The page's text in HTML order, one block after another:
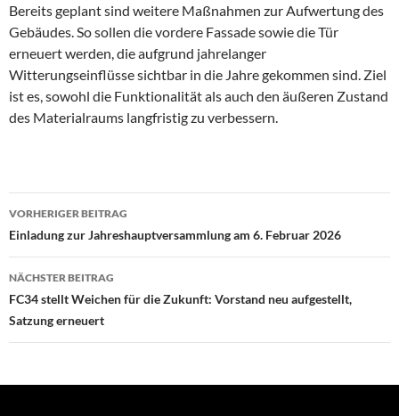
Bereits geplant sind weitere Maßnahmen zur Aufwertung des
Gebäudes. So sollen die vordere Fassade sowie die Tür
erneuert werden, die aufgrund jahrelanger
Witterungseinflüsse sichtbar in die Jahre gekommen sind. Ziel
ist es, sowohl die Funktionalität als auch den äußeren Zustand
des Materialraums langfristig zu verbessern.
Beitragsnavigation
VORHERIGER BEITRAG
Einladung zur Jahreshauptversammlung am 6. Februar 2026
NÄCHSTER BEITRAG
FC34 stellt Weichen für die Zukunft: Vorstand neu aufgestellt,
Satzung erneuert